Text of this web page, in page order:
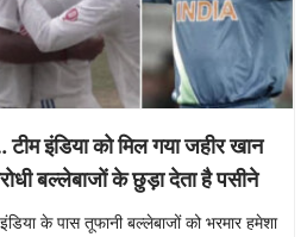
इंडिया को मिल गया जहीर खान
बल्लेबाजों के छुड़ा देता है पसीने
के पास तूफानी बल्लेबाजों को भरमार हमेशा